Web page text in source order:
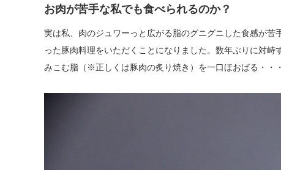
お肉が苦手な私でも食べられるのか？
実は私、肉のジュワーっと広がる脂のグニグニした食感が
った豚肉料理をいただくことになりました。数年ぶりに対
みこむ脂（※正しくは豚肉の炙り焼き）を一口ほおばる・・・